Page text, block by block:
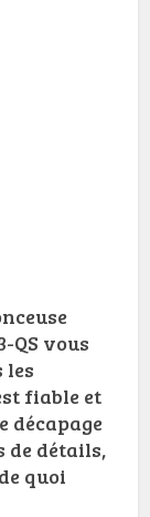
QS vous
les
fiable et
décapage
de détails,
quoi